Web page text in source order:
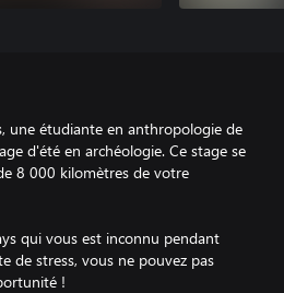
une étudiante en anthropologie de
d'été en archéologie. Ce stage se
8 000 kilomètres de votre
qui vous est inconnu pendant
de stress, vous ne pouvez pas
!